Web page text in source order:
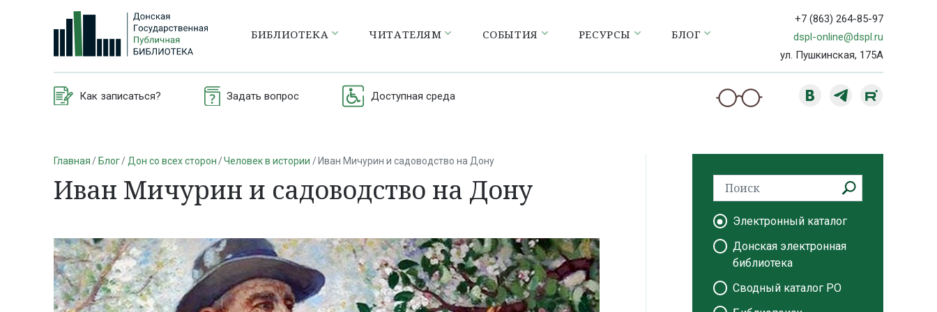
БИБЛИОТЕКА ЧИТАТЕЛЯМ СОБЫТИЯ РЕСУРСЫ БЛОГ
+7 (863) 264-85-97
dspl-online@dspl.ru
ул. Пушкинская, 175А
Как записаться? Задать вопрос Доступная среда
Главная Блог Дон со всех сторон Человек в истории Иван Мичурин и садоводство на Дону
Иван Мичурин и садоводство на Дону
Электронный каталог
Донская электронная
библиотека
Сводный каталог РО